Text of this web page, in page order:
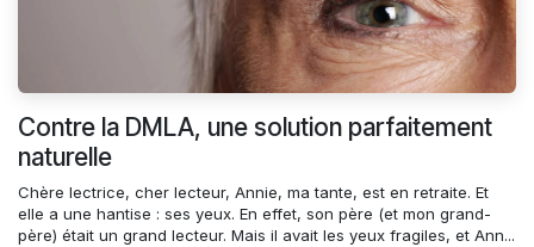
Contre la DMLA, une solution parfaitement
naturelle
Chère lectrice, cher lecteur, Annie, ma tante, est en retraite. Et
elle a une hantise : ses yeux. En effet, son père (et mon grand-
père) était un grand lecteur. Mais il avait les yeux fragiles, et Ann...